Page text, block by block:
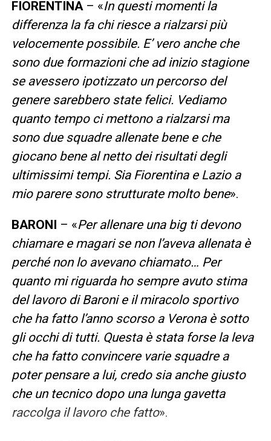
FIORENTINA– «In questi momenti la
differenza la fa chi riesce a rialzarsi più
velocemente possibile. E’ vero anche che
sono due formazioni che ad inizio stagione
se avessero ipotizzato un percorso del
genere sarebbero state felici. Vediamo
quanto tempo ci mettono a rialzarsi ma
sono due squadre allenate bene e che
giocano bene al netto dei risultati degli
ultimissimi tempi. Sia Fiorentina e Lazio a
mio parere sono strutturate molto bene».
BARONI – «Per allenare una big ti devono
chiamare e magari se non l’aveva allenata è
perché non lo avevano chiamato… Per
quanto mi riguarda ho sempre avuto stima
del lavoro di Baroni e il miracolo sportivo
che ha fatto l’anno scorso a Verona è sotto
gli occhi di tutti. Questa è stata forse la leva
che ha fatto convincere varie squadre a
poter pensare a lui, credo sia anche giusto
che un tecnico dopo una lunga gavetta
raccolga il lavoro che fatto».